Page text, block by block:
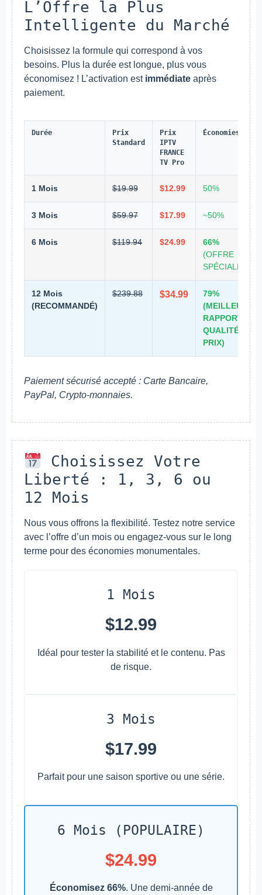
L’Offre la Plus
Intelligente du Marché
Choisissez la formule qui correspond à vos
besoins. Plus la durée est longue, plus vous
économisez ! L’activation est immédiate après
paiement.
Durée
Prix
Standard
Prix
IPTV
FRANCE
TV Pro
Économies
1 Mois $19.99 $12.99 50%
3 Mois $59.97 $17.99 ~50%
6 Mois $119.94 $24.99
66%
(OFFRE
SPÉCIALE!)
12 Mois
(RECOMMANDÉ)
$239.88 $34.99
79%
(MEILLEUR
RAPPORT
QUALITÉ-
PRIX)
Paiement sécurisé accepté : Carte Bancaire,
PayPal, Crypto-monnaies.
Choisissez Votre
Liberté : 1, 3, 6 ou
12 Mois
Nous vous offrons la flexibilité. Testez notre service
avec l’offre d’un mois ou engagez-vous sur le long
terme pour des économies monumentales.
1 Mois
$12.99
Idéal pour tester la stabilité et le contenu. Pas
de risque.
3 Mois
$17.99
Parfait pour une saison sportive ou une série.
6 Mois (POPULAIRE)
$24.99
Économisez 66%. Une demi-année de